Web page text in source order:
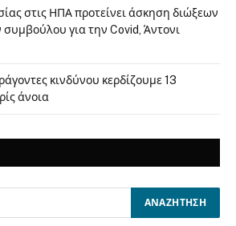
στις ΗΠΑ προτείνει άσκηση διώξεων
για την Covid, Άντονι
κινδύνου κερδίζουμε 13
άνοια